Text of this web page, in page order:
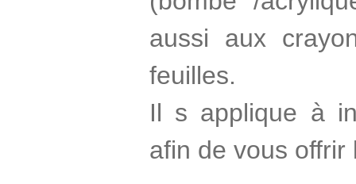
aussi aux
feuilles.
Il s applique à
afin de vous